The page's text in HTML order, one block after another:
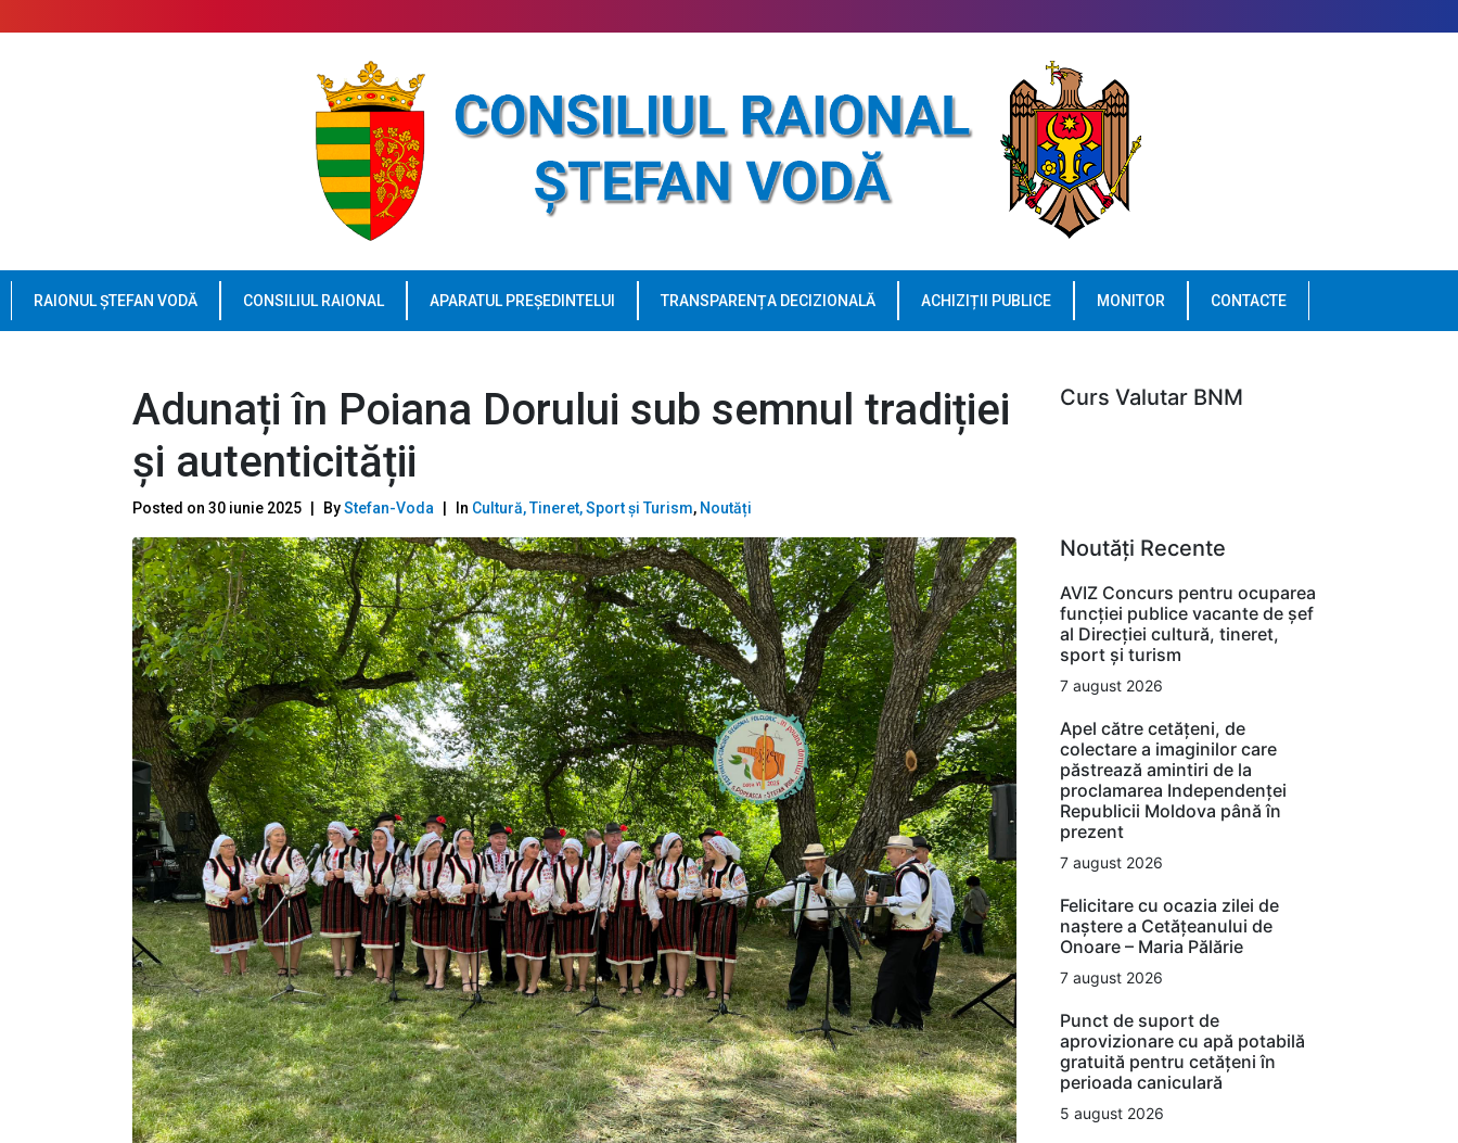
RAIONUL ȘTEFAN VODĂ CONSILIUL RAIONAL APARATUL PREȘEDINTELUI TRANSPARENȚA DECIZIONALĂ ACHIZIȚII PUBLICE MONITOR CONTACTE
Adunați în Poiana Dorului sub semnul tradiției
și autenticității
Posted on 30 iunie 2025 ByStefan-Voda In Cultură, Tineret, Sport și Turism, Noutăți
Curs Valutar BNM
Noutăți Recente
AVIZ Concurs pentru ocuparea
funcţiei publice vacante de şef
al Direcţiei cultură, tineret,
sport şi turism
7 august 2026
Apel către cetățeni, de
colectare a imaginilor care
păstrează amintiri de la
proclamarea Independenței
Republicii Moldova până în
prezent
7 august 2026
Felicitare cu ocazia zilei de
naștere a Cetățeanului de
Onoare – Maria Pălărie
7 august 2026
Punct de suport de
aprovizionare cu apă potabilă
gratuită pentru cetățeni în
perioada caniculară
5 august 2026